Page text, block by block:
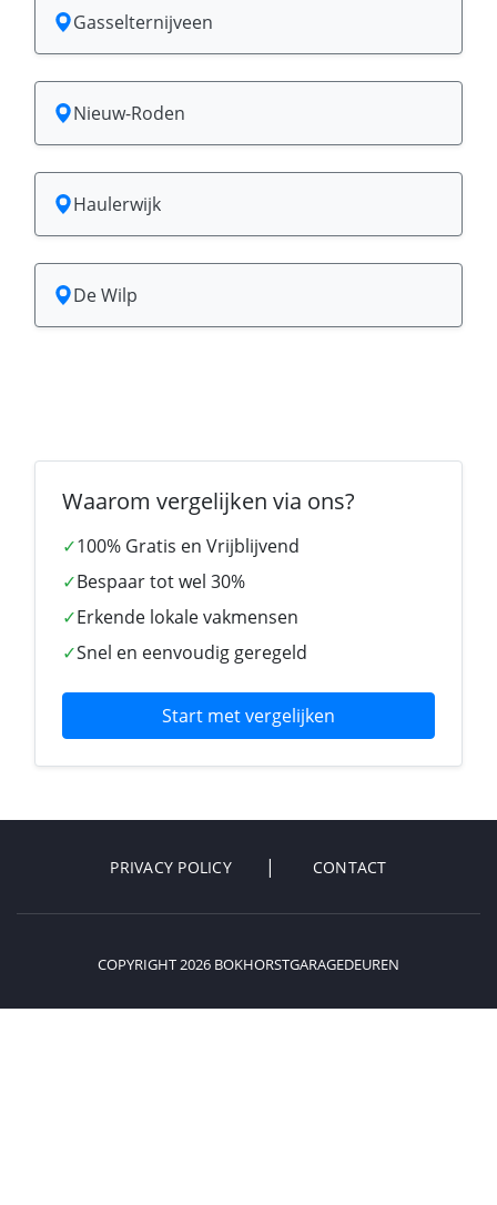
Gasselternijveen
Nieuw-Roden
Haulerwijk
De Wilp
Waarom vergelijken via ons?
✓100% Gratis en Vrijblijvend
✓Bespaar tot wel 30%
✓Erkende lokale vakmensen
✓Snel en eenvoudig geregeld
Start met vergelijken
PRIVACY POLICY CONTACT
COPYRIGHT 2026 BOKHORSTGARAGEDEUREN